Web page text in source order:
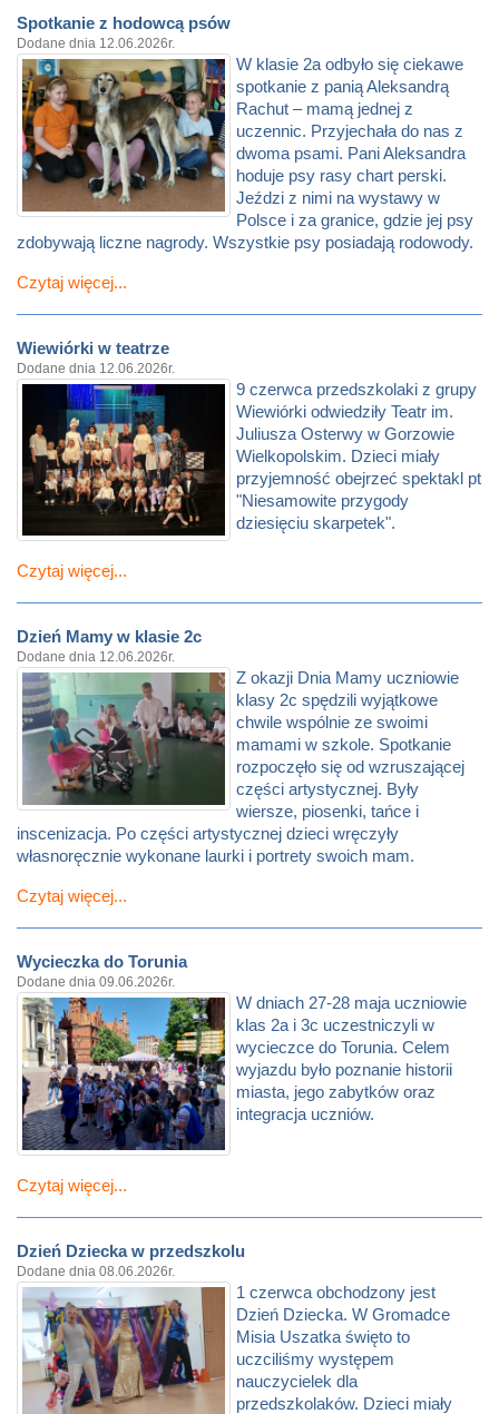
Spotkanie z hodowcą psów
Dodane dnia 12.06.2026r.
W klasie 2a odbyło się ciekawe
spotkanie z panią Aleksandrą
Rachut – mamą jednej z
uczennic. Przyjechała do nas z
dwoma psami. Pani Aleksandra
hoduje psy rasy chart perski.
Jeździ z nimi na wystawy w
Polsce i za granice, gdzie jej psy
zdobywają liczne nagrody. Wszystkie psy posiadają rodowody.
Czytaj więcej...
Wiewiórki w teatrze
Dodane dnia 12.06.2026r.
9 czerwca przedszkolaki z grupy
Wiewiórki odwiedziły Teatr im.
Juliusza Osterwy w Gorzowie
Wielkopolskim. Dzieci miały
przyjemność obejrzeć spektakl pt
"Niesamowite przygody
dziesięciu skarpetek".
Czytaj więcej...
Dzień Mamy w klasie 2c
Dodane dnia 12.06.2026r.
Z okazji Dnia Mamy uczniowie
klasy 2c spędzili wyjątkowe
chwile wspólnie ze swoimi
mamami w szkole. Spotkanie
rozpoczęło się od wzruszającej
części artystycznej. Były
wiersze, piosenki, tańce i
inscenizacja. Po części artystycznej dzieci wręczyły
własnoręcznie wykonane laurki i portrety swoich mam.
Czytaj więcej...
Wycieczka do Torunia
Dodane dnia 09.06.2026r.
W dniach 27-28 maja uczniowie
klas 2a i 3c uczestniczyli w
wycieczce do Torunia. Celem
wyjazdu było poznanie historii
miasta, jego zabytków oraz
integracja uczniów.
Czytaj więcej...
Dzień Dziecka w przedszkolu
Dodane dnia 08.06.2026r.
1 czerwca obchodzony jest
Dzień Dziecka. W Gromadce
Misia Uszatka święto to
uczciliśmy występem
nauczycielek dla
przedszkolaków. Dzieci miały